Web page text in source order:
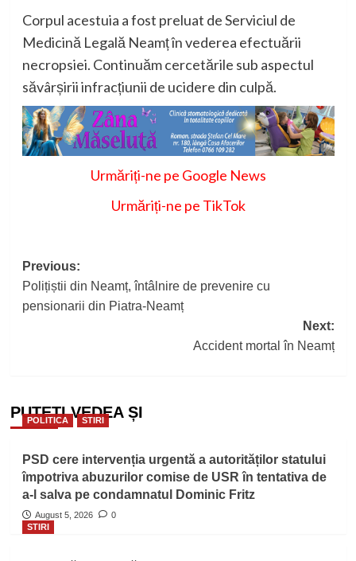
Corpul acestuia a fost preluat de Serviciul de
Medicină Legală Neamț în vederea efectuării
necropsiei. Continuăm cercetările sub aspectul
săvârșirii infracțiunii de ucidere din culpă.
Urmăriți-ne pe Google News
Urmăriți-ne pe TikTok
Post
navigation
Previous:
Polițiștii din Neamț, întâlnire de prevenire cu
pensionarii din Piatra-Neamț
Next:
Accident mortal în Neamț
PUTEȚI VEDEA ȘI
POLITICA STIRI
PSD cere intervenția urgentă a autorităților statului
împotriva abuzurilor comise de USR în tentativa de
a-l salva pe condamnatul Dominic Fritz
August 5, 2026
0
STIRI